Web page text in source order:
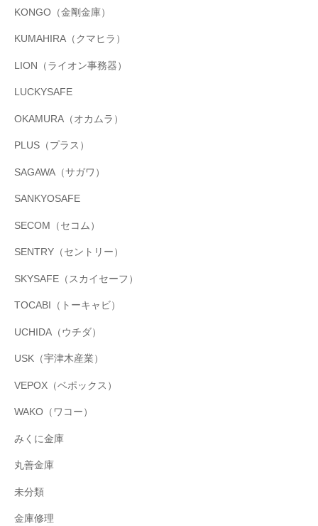
KONGO（金剛金庫）
KUMAHIRA（クマヒラ）
LION（ライオン事務器）
LUCKYSAFE
OKAMURA（オカムラ）
PLUS（プラス）
SAGAWA（サガワ）
SANKYOSAFE
SECOM（セコム）
SENTRY（セントリー）
SKYSAFE（スカイセーフ）
TOCABI（トーキャビ）
UCHIDA（ウチダ）
USK（宇津木産業）
VEPOX（ベポックス）
WAKO（ワコー）
みくに金庫
丸善金庫
未分類
金庫修理